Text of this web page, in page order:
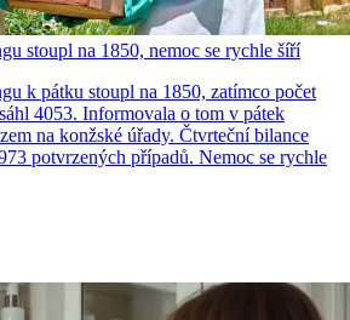
stoupl na 1850, nemoc se rychle šíří
k pátku stoupl na 1850, zatímco počet
4053. Informovala o tom v pátek
na konžské úřady. Čtvrteční bilance
potvrzených případů. Nemoc se rychle